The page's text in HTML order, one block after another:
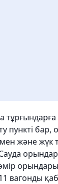
пункті бар,
және жүк
вагонды